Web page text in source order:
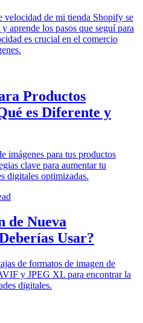
velocidad de mi tienda Shopify se
aprende los pasos que seguí para
es crucial en el comercio
Productos
es Diferente y
imágenes para tus productos
clave para aumentar tu
digitales optimizadas.
de Nueva
Usar?
de formatos de imagen de
y JPEG XL para encontrar la
digitales.